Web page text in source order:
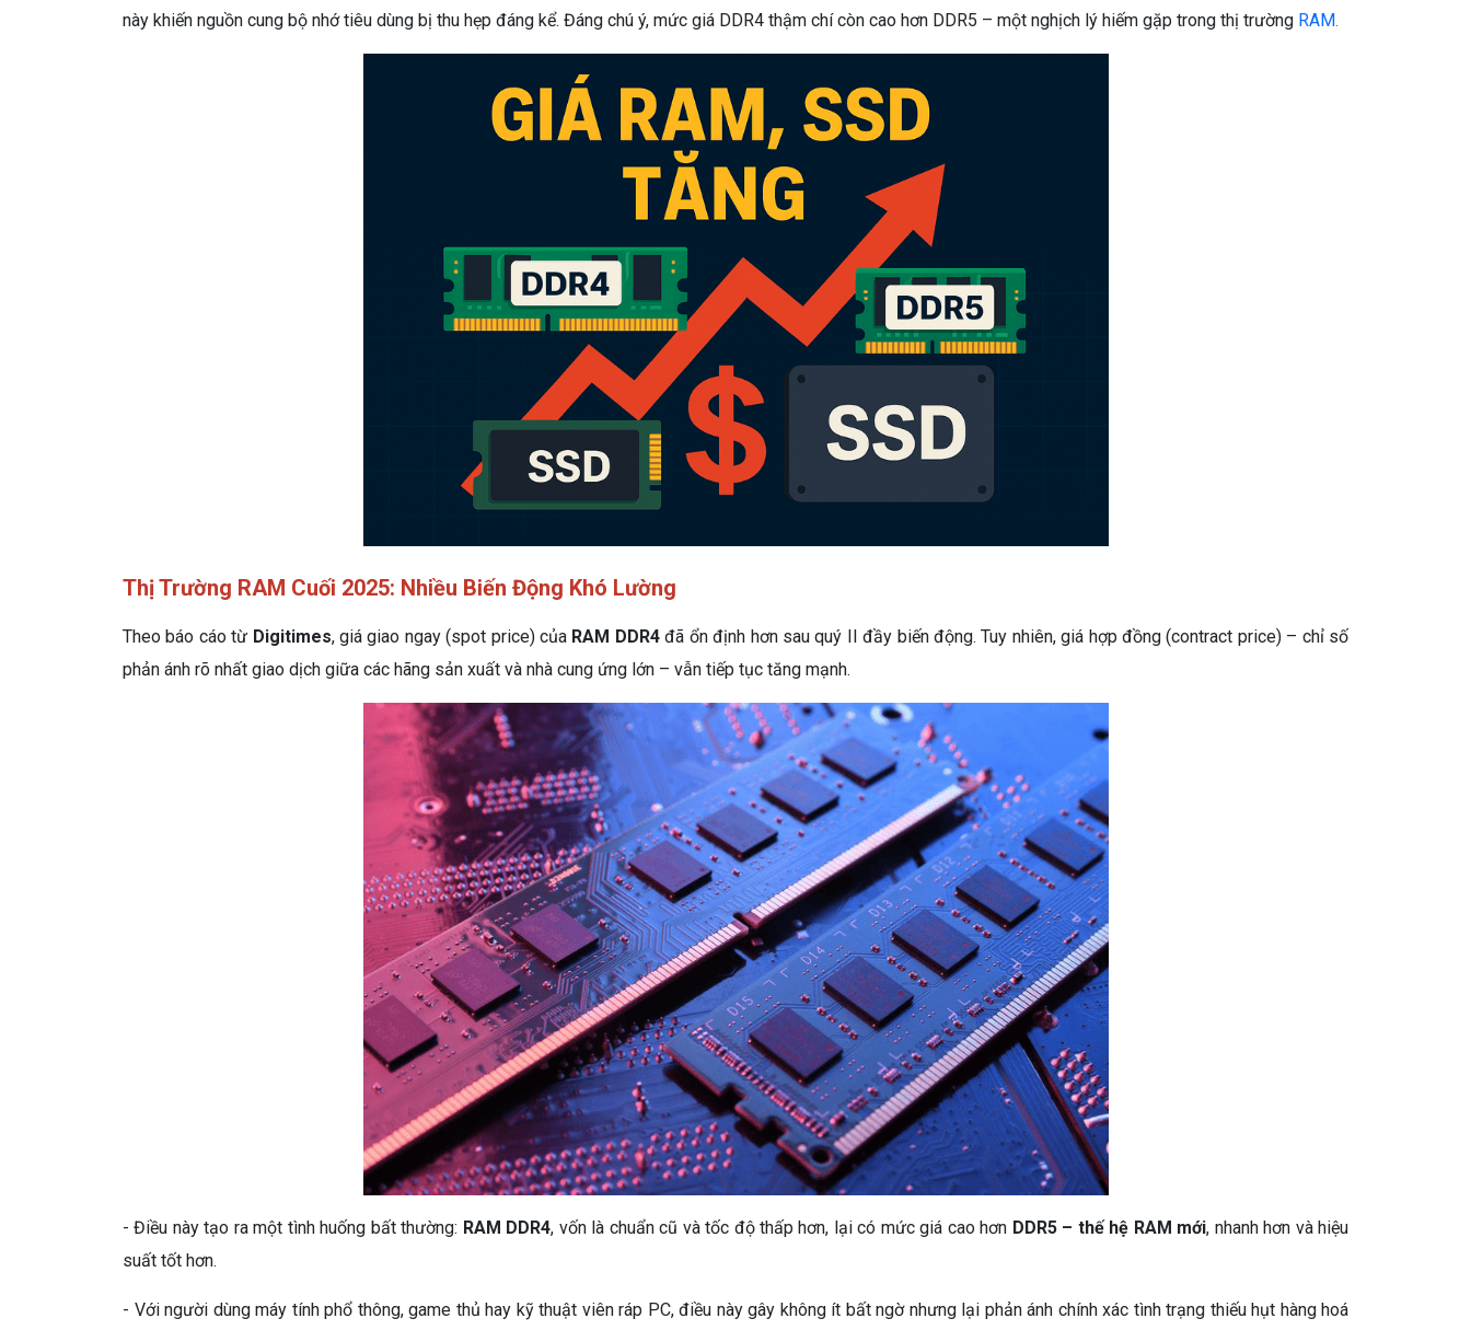
này khiến nguồn cung bộ nhớ tiêu dùng bị thu hẹp đáng kể. Đáng chú ý, mức giá DDR4 thậm chí còn cao hơn DDR5 – một nghịch lý hiếm gặp trong thị trường RAM.
Thị Trường RAM Cuối 2025: Nhiều Biến Động Khó Lường
Theo báo cáo từ Digitimes, giá giao ngay (spot price) của RAM DDR4đã ổn định hơn sau quý II đầy biến động. Tuy nhiên, giá hợp đồng (contract price) – chỉ số
phản ánh rõ nhất giao dịch giữa các hãng sản xuất và nhà cung ứng lớn – vẫn tiếp tục tăng mạnh.
- Điều này tạo ra một tình huống bất thường: RAM DDR4, vốn là chuẩn cũ và tốc độ thấp hơn, lại có mức giá cao hơn DDR5 – thế hệ RAM mới, nhanh hơn và hiệu
suất tốt hơn.
- Với người dùng máy tính phổ thông, game thủ hay kỹ thuật viên ráp PC, điều này gây không ít bất ngờ nhưng lại phản ánh chính xác tình trạng thiếu hụt hàng hoá